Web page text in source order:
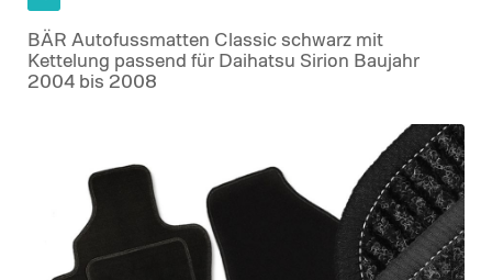
BÄR Autofussmatten Classic schwarz mit
Kettelung passend für Daihatsu Sirion Baujahr
2004 bis 2008